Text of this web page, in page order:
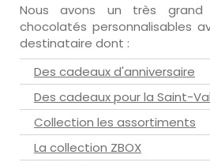
Nous avons un très grand
chocolatés personnalisables
destinataire dont :
Des cadeaux d'anniversaire
Des cadeaux pour la Saint-
Collection les assortiments
La collection ZBOX